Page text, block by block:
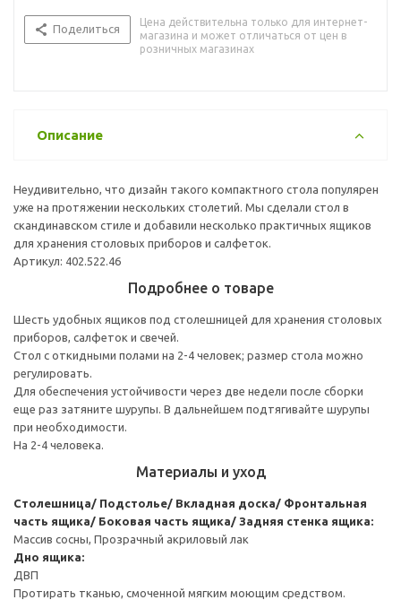
Поделиться
Цена действительна только для интернет-
магазина и может отличаться от цен в
розничных магазинах
Описание
Неудивительно, что дизайн такого компактного стола популярен
уже на протяжении нескольких столетий. Мы сделали стол в
скандинавском стиле и добавили несколько практичных ящиков
для хранения столовых приборов и салфеток.
Артикул: 402.522.46
Подробнее о товаре
Шесть удобных ящиков под столешницей для хранения столовых
приборов, салфеток и свечей.
Стол с откидными полами на 2-4 человек; размер стола можно
регулировать.
Для обеспечения устойчивости через две недели после сборки
еще раз затяните шурупы. В дальнейшем подтягивайте шурупы
при необходимости.
На 2-4 человека.
Материалы и уход
Столешница/ Подстолье/ Вкладная доска/ Фронтальная
часть ящика/ Боковая часть ящика/ Задняя стенка ящика:
Массив сосны, Прозрачный акриловый лак
Дно ящика:
ДВП
Протирать тканью, смоченной мягким моющим средством.